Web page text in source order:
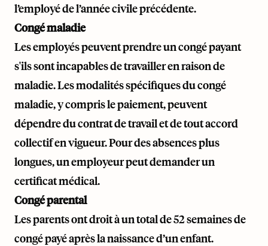
l’employé de l’année civile précédente.
Congé maladie
Les employés peuvent prendre un congé payant
s'ils sont incapables de travailler en raison de
maladie. Les modalités spécifiques du congé
maladie, y compris le paiement, peuvent
dépendre du contrat de travail et de tout accord
collectif en vigueur. Pour des absences plus
longues, un employeur peut demander un
certificat médical.
Congé parental
Les parents ont droit à un total de 52 semaines de
congé payé après la naissance d’un enfant.